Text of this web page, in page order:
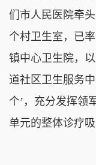
们市人民医院牵
个村卫生室，已
镇中心卫生院，
道社区卫生服务
个’，充分发挥领
单元的整体诊疗